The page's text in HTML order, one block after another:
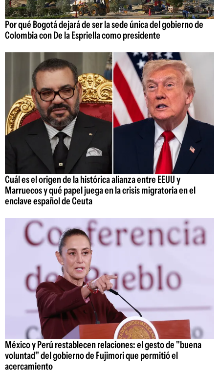
Por qué Bogotá dejará de ser la sede única del gobierno de
Colombia con De la Espriella como presidente
Cuál es el origen de la histórica alianza entre EEUU y
Marruecos y qué papel juega en la crisis migratoria en el
enclave español de Ceuta
México y Perú restablecen relaciones: el gesto de "buena
voluntad" del gobierno de Fujimori que permitió el
acercamiento